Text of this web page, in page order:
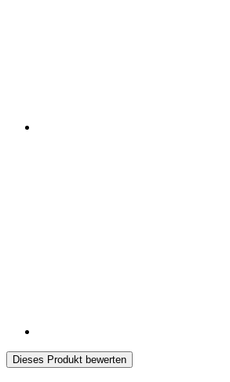
Dieses Produkt bewerten